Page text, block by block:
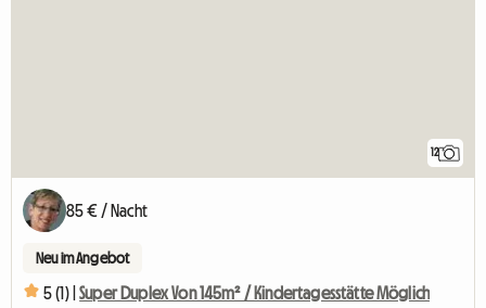
12
85 € / Nacht
Neu im Angebot
5 (1) | Super Duplex Von 145m² / Kindertagesstätte Möglich